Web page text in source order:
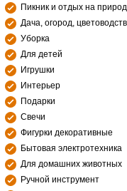
Пикник и отдых на
Дача, огород,
Уборка
Для детей
Игрушки
Интерьер
Подарки
Свечи
Фигурки декоративные
Бытовая электротехника
Для домашних животных
Ручной инструмент